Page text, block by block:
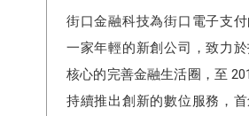
街口金融科技為街口電子支
一家年輕的新創公司，致力
核心的完善金融生活圈，至
持續推出創新的數位服務，